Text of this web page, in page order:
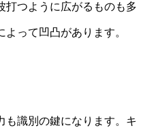
打つように広がるものも多
って凹凸があります。
も識別の鍵になります。キ